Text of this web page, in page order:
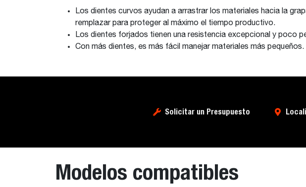
Los dientes curvos ayudan a arrastrar los materiales hacia la
remplazar para proteger al máximo el tiempo productivo.
Los dientes forjados tienen una resistencia excepcional y poco
Con más dientes, es más fácil manejar materiales más pequeños.
Solicitar un Presupuesto
Modelos compatibles